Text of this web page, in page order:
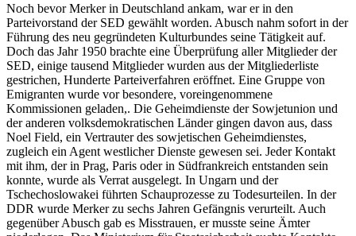
Noch bevor Merker in Deutschland ankam, war er in den
Parteivorstand der SED gewählt worden. Abusch nahm sofort in der
Führung des neu gegründeten Kulturbundes seine Tätigkeit auf.
Doch das Jahr 1950 brachte eine Überprüfung aller Mitglieder der
SED, einige tausend Mitglieder wurden aus der Mitgliederliste
gestrichen, Hunderte Parteiverfahren eröffnet. Eine Gruppe von
Emigranten wurde vor besondere, voreingenommene
Kommissionen geladen,. Die Geheimdienste der Sowjetunion und
der anderen volksdemokratischen Länder gingen davon aus, dass
Noel Field, ein Vertrauter des sowjetischen Geheimdienstes,
zugleich ein Agent westlicher Dienste gewesen sei. Jeder Kontakt
mit ihm, der in Prag, Paris oder in Südfrankreich entstanden sein
konnte, wurde als Verrat ausgelegt. In Ungarn und der
Tschechoslowakei führten Schauprozesse zu Todesurteilen. In der
DDR wurde Merker zu sechs Jahren Gefängnis verurteilt. Auch
gegenüber Abusch gab es Misstrauen, er musste seine Ämter